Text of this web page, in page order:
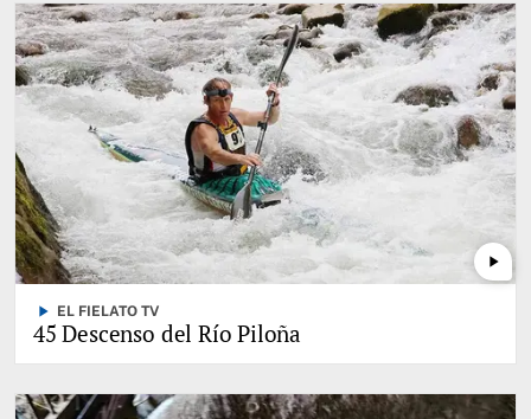
play_arrow
play_arrow EL FIELATO TV
45 Descenso del Río Piloña